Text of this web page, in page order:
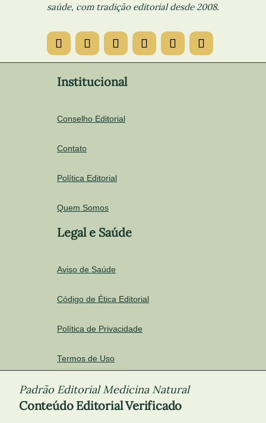
saúde, com tradição editorial desde 2008.
Institucional
Conselho Editorial
Contato
Política Editorial
Quem Somos
Legal e Saúde
Aviso de Saúde
Código de Ética Editorial
Política de Privacidade
Termos de Uso
Padrão Editorial Medicina Natural
Conteúdo Editorial Verificado